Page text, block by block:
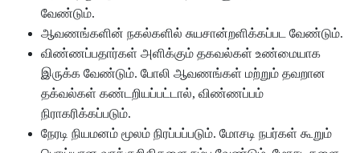
வேண்டும்.
ஆவணங்களின் நகல்களில் சுயசான்றளிக்கப்பட வேண்டும்.
விண்ணப்பதார்கள் அளிக்கும் தகவல்கள் உண்மையாக
இருக்க வேண்டும். போலி ஆவணங்கள் மற்றும் தவறான
தக்வல்கள் கண்டறியப்பட்டால், விண்ணப்பம்
நிராகரிக்கப்படும்.
நேரடி நியமனம் மூலம் நிரப்பப்படும். மோசடி நபர்கள் கூறும்